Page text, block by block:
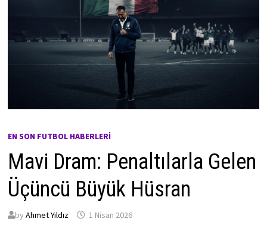
EN SON FUTBOL HABERLERI
Mavi Dram: Penaltılarla Gelen
Üçüncü Büyük Hüsran
by Ahmet Yıldız 1 Nisan 2026